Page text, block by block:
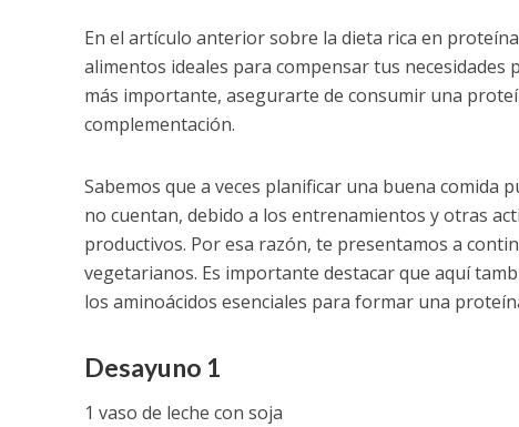
En el artículo anterior sobre la dieta rica en
alimentos ideales para compensar tus
más importante, asegurarte de consumir una
complementación.
Sabemos que a veces planificar una buena
no cuentan, debido a los entrenamientos y otras
productivos. Por esa razón, te presentamos a
vegetarianos. Es importante destacar que aquí
los aminoácidos esenciales para formar una
Desayuno 1
1 vaso de leche con soja